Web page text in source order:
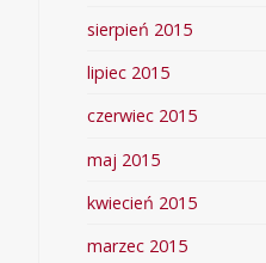
sierpień 2015
lipiec 2015
czerwiec 2015
maj 2015
kwiecień 2015
marzec 2015